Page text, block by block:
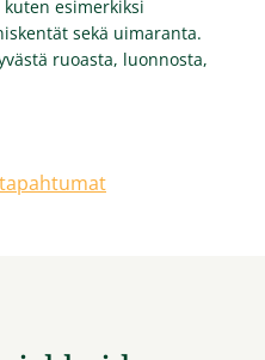
esimerkiksi
sekä uimaranta.
ruoasta, luonnosta,